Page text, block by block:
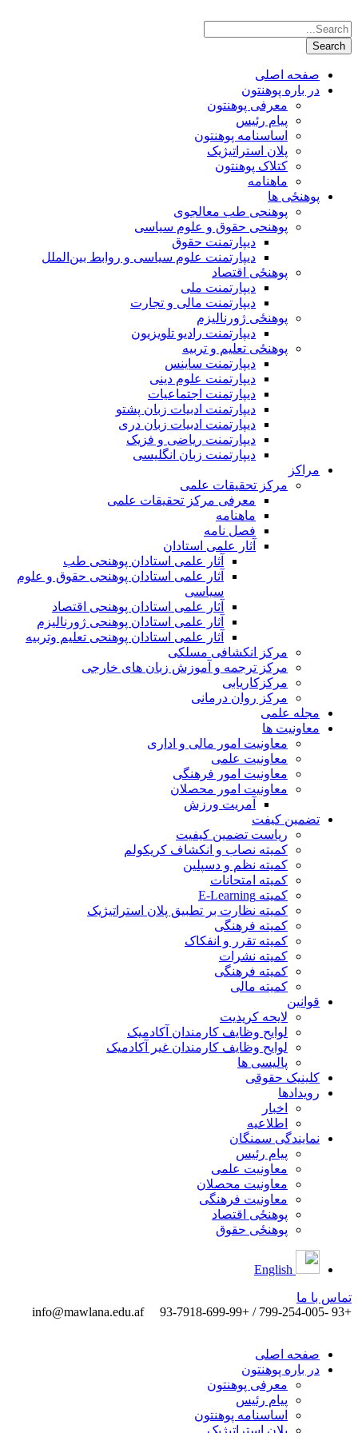
صفحه اصلی
در باره پوهنتون
معرفی پوهنتون
پیام رئیس
اساسنامه پوهنتون
پلان استراتیژیک
کتلاک پوهنتون
ماهنامه
پوهنځی ها
پوهنحی طب معالجوی
پوهنحی حقوق و علوم سیاسی
دیپارتمنت حقوق
دیپارتمنت علوم سیاسی و روابط بین‌الملل
پوهنځی اقتصاد
دیپارتمنت ملی
دیپارتمنت مالی و تجارت
پوهنځی ژورنالیزم
دیپارتمنت رادیو تلویزیون
پوهنځی تعلیم و تربیه
دیپارتمنت ساینس
دیپارتمنت علوم دینی
دیپارتمنت اجتماعیات
دیپارتمنت ادبیات زبان پشتو
دیپارتمنت ادبیات زبان دری
دیپارتمنت ریاضی و فزیک
دیپارتمنت زبان انگلیسی
مراکز
مرکز تحقیقات علمی
معرفی مرکز تحقیقات علمی
ماهنامه
فصل نامه
آثار علمی استادان
آثار علمی استادان پوهنحی طب
آثار علمی استادان پوهنحی حقوق و علوم
سیاسی
آثار علمی استادان پوهنحی اقتصاد
آثار علمی استادان پوهنحی ژورنالیزم
آثار علمی استادان پوهنحی تعلیم وتربیه
مرکز انکشافی مسلکی
مرکز ترجمه و آموزش زبان های خارجی
مرکزکاریابی
مرکز روان درمانی
مجله علمی
معاونیت ها
معاونیت امور مالی و اداری
معاونیت علمی
معاونیت امور فرهنگی
معاونیت امور محصلان
آمریت ورزش
تضمین کیفت
ریاست تضمین کیفیت
کمیته نصاب و انکشاف کریکولم
کمیته نظم و دسپلین
کمیته امتحانات
کمیته E-Learning
کمیته نظارت بر تطبیق پلان استراتیژیک
کمیته فرهنگی
کمیته تقرر و انفکاک
کمیته نشرات
کمیته فرهنگی
کمیته مالی
قوانین
لایحه کریدیت
لوایح وظایف کارمندان آکادمیک
لوایح وظایف کارمندان غیر آکادمیک
پالیسی ها
کلینیک حقوقی
رویدادها
اخبار
اطلاعیه
نمایندگی سمنگان
پیام رئیس
معاونیت علمی
معاونیت محصلان
معاونیت فرهنگی
پوهنځی اقتصاد
پوهنځی حقوق
تماس ‌با ‌ما
+93 -799-254-005 / +93-7918-699-99
info@mawlana.edu.af
صفحه اصلی
در باره پوهنتون
معرفی پوهنتون
پیام رئیس
اساسنامه پوهنتون
پلان استراتیژیک